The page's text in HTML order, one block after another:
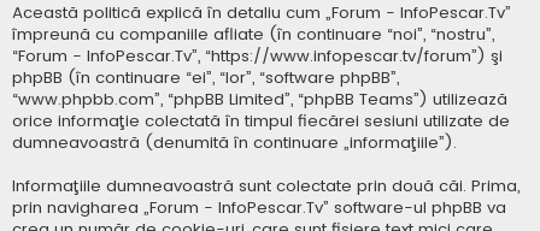
Această politică explică în detaliu cum „Forum - InfoPescar.Tv”
împreună cu companiile afliate (în continuare “noi”, “nostru”,
“Forum - InfoPescar.Tv”, “https://www.infopescar.tv/forum”) şi
phpBB (în continuare “ei”, “lor”, “software phpBB”,
“www.phpbb.com”, “phpBB Limited”, “phpBB Teams”) utilizează
orice informaţie colectată în timpul fiecărei sesiuni utilizate de
dumneavoastră (denumită în continuare „informaţiile”).
Informaţiile dumneavoastră sunt colectate prin două căi. Prima,
prin navigharea „Forum - InfoPescar.Tv” software-ul phpBB va